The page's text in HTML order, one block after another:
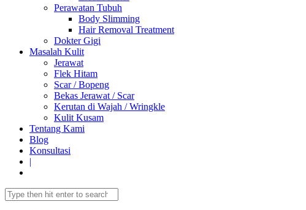
Perawatan Tubuh
Body Slimming
Hair Removal Treatment
Dokter Gigi
Masalah Kulit
Jerawat
Flek Hitam
Scar / Bopeng
Bekas Jerawat / Scar
Kerutan di Wajah / Wringkle
Kulit Kusam
Tentang Kami
Blog
Konsultasi
|